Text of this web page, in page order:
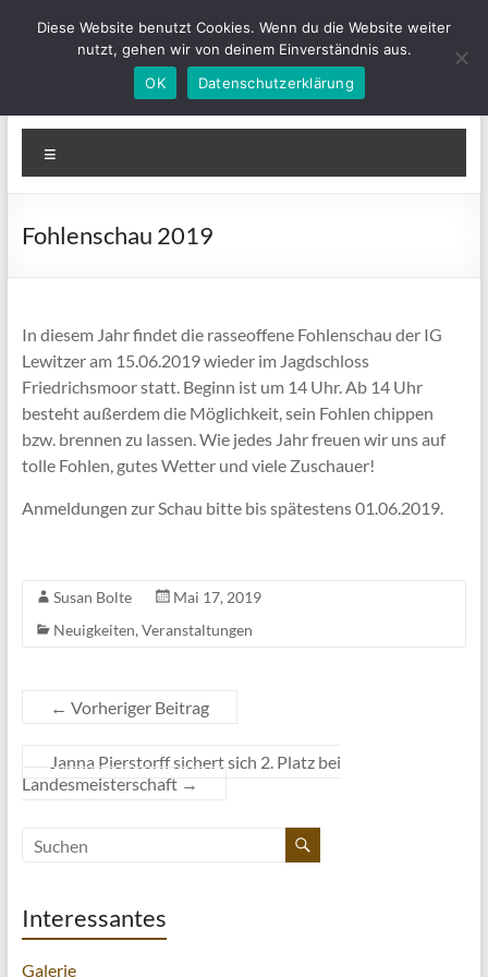
Zum
IGLewitzer-MV
Bunte Ponys für Groß und Klein
Fohlenschau 2019
In diesem Jahr findet die rasseoffene Fohlenschau der IG
Lewitzer am 15.06.2019 wieder im Jagdschloss
Friedrichsmoor statt. Beginn ist um 14 Uhr. Ab 14 Uhr
besteht außerdem die Möglichkeit, sein Fohlen chippen
bzw. brennen zu lassen. Wie jedes Jahr freuen wir uns auf
tolle Fohlen, gutes Wetter und viele Zuschauer!
Anmeldungen zur Schau bitte bis spätestens 01.06.2019.
Susan Bolte
Mai 17, 2019
Neuigkeiten, Veranstaltungen
← Vorheriger Beitrag
Janna Pierstorff sichert sich 2. Platz bei
Landesmeisterschaft →
Interessantes
Galerie
Diese Website benutzt Cookies. Wenn du die Website weiter
nutzt, gehen wir von deinem Einverständnis aus.
OK
Datenschutzerklärung